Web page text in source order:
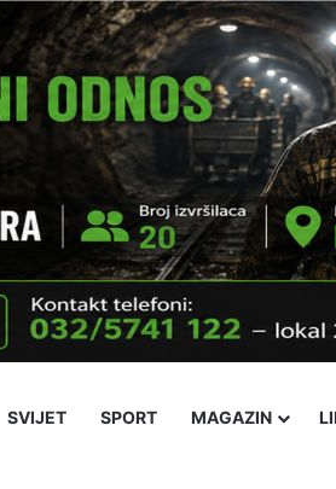
SVIJET SPORT MAGAZIN